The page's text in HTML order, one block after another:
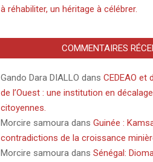
à réhabiliter, un héritage à célébrer.
COMMENTAIRES
Gando Dara DIALLO dans CEDEAO et
de l’Ouest : une institution en
citoyennes.
Morcire samoura dans Guinée :
contradictions de la croissance
Morcire samoura dans Sénégal: